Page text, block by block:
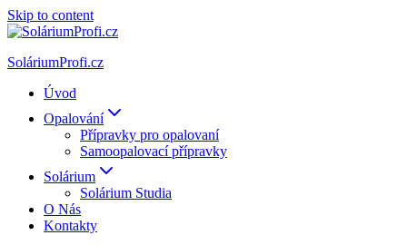
Skip to content
SoláriumProfi.cz
Úvod
Opalování
Přípravky pro opalovaní
Samoopalovací přípravky
Solárium
Solárium Studia
O Nás
Kontakty